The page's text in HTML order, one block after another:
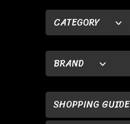
CATEGORY
BRAND
SHOPPING GUIDE